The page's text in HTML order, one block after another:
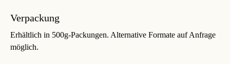
Verpackung
Erhältlich in 500g-Packungen. Alternative Formate auf Anfrage
möglich.